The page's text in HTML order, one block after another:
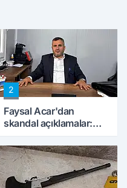
2
Faysal Acar'dan
skandal açıklamalar:
peynircilerimizi de
kıskaca aldı, müdahale
ettik'